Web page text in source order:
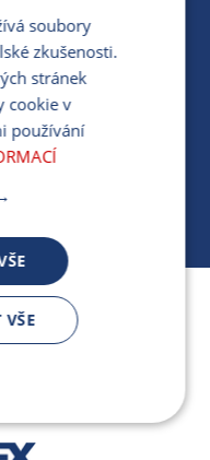
a členem Asociace
energií.
SMLOUVĚ
soubory
zkušenosti.
stránek
cookie v
používání